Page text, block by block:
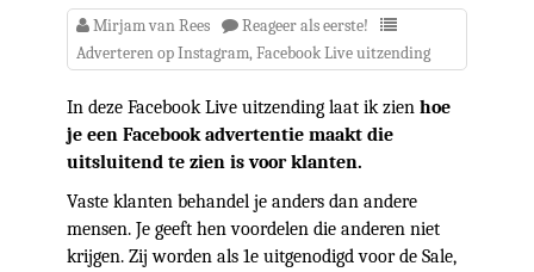
Mirjam van Rees
Reageer als eerste!
Adverteren op Instagram,Facebook Live uitzending
In deze Facebook Live uitzending laat ik zien hoe
je een Facebook advertentie maakt die
uitsluitend te zien is voor klanten.
Vaste klanten behandel je anders dan andere
mensen. Je geeft hen voordelen die anderen niet
krijgen. Zij worden als 1e uitgenodigd voor de Sale,